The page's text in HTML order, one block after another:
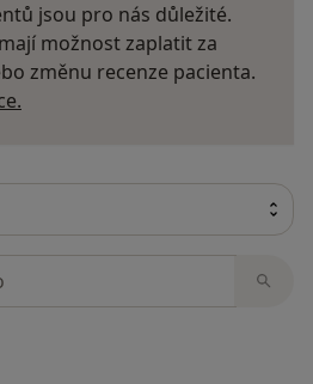
jsou pro nás důležité.
možnost zaplatit za
změnu recenze pacienta.